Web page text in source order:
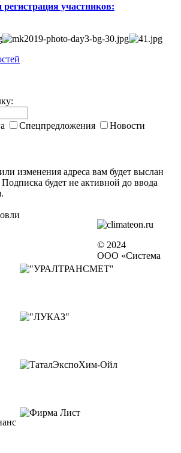
участников:
Спецпредложения
Новости
изменения адреса вам будет выслан
будет не активной до ввода
© 2024
ООО «Система